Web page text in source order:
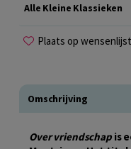
Alle Kleine Klassieken
Plaats op wensenlijst
Omschrijving
Over vriendschapis